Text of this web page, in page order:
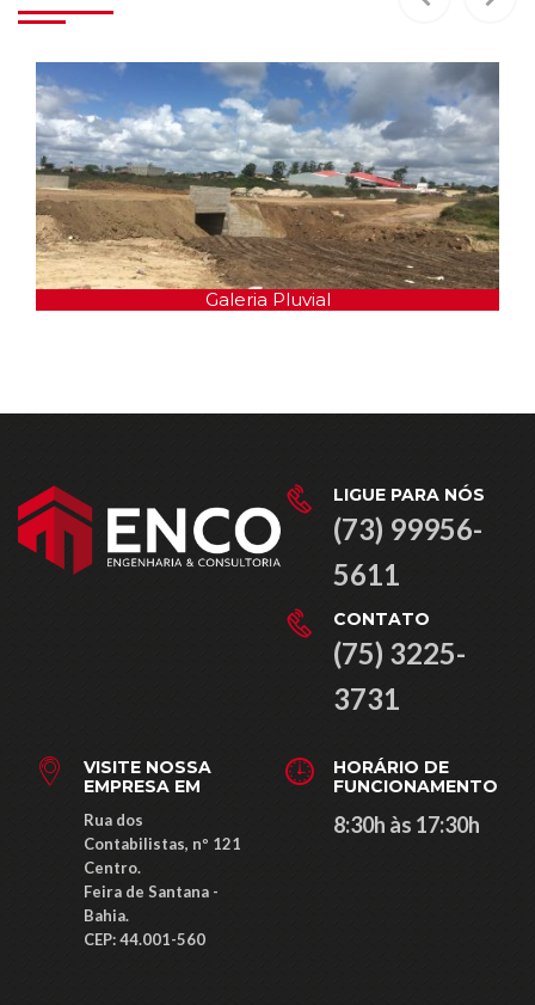
Galeria Pluvial
LIGUE PARA NÓS
(73) 99956-
5611
CONTATO
(75) 3225-
3731
VISITE NOSSA
EMPRESA EM
Rua dos
Contabilistas, nº 121
Centro.
Feira de Santana -
Bahia.
CEP: ​44.001-560
HORÁRIO DE
FUNCIONAMENTO
8:30h às 17:30h